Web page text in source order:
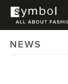
NEWS